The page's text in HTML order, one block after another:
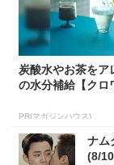
炭酸水やお茶をア
の水分補給【クロ
PR(マガジンハウス)
ナム
(8/